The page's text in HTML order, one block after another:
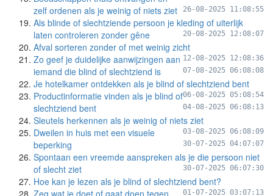
zelf ordenen als je weinig of niets ziet
26-08-2025 11:08:55
Als blinde of slechtziende persoon je kleding of uiterlijk
laten controleren zonder gêne
20-08-2025 12:08:07
Afval sorteren zonder of met weinig zicht
12-08-2025 12:08:36
Zo geef je duidelijke aanwijzingen aan
iemand die blind of slechtziend is
07-08-2025 06:08:08
Je hotelkamer ontdekken als je blind of slechtziend bent
06-08-2025 05:08:54
Productinformatie vinden als je blind of
slechtziend bent
04-08-2025 06:08:13
Sleutels herkennen als je weinig of niets ziet
03-08-2025 06:08:09
Dweilen in huis met een visuele
beperking
30-07-2025 04:07:07
Spontaan een vreemde aanspreken als je die persoon niet
of slecht ziet
30-07-2025 06:07:30
Hoe kan je lezen als je blind of slechtziend bent?
01-07-2025 03:07:13
Zeg wat je doet of gaat doen tegen